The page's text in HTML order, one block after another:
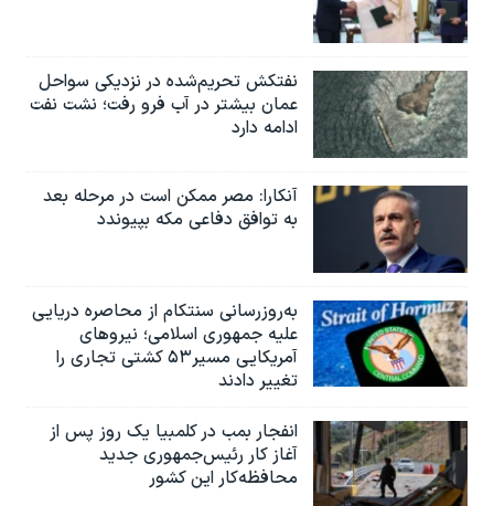
نفتکش تحریم‌شده در نزدیکی سواحل
عمان بیشتر در آب فرو رفت؛ نشت نفت
ادامه دارد
آنکارا: مصر ممکن است در مرحله بعد
به توافق دفاعی مکه بپیوندد
به‌روزرسانی سنتکام از محاصره دریایی
علیه جمهوری اسلامی؛ نیروهای
آمریکایی مسیر۵۳ کشتی تجاری را
تغییر دادند
انفجار بمب‌‌ در کلمبیا یک روز پس از
آغاز کار رئیس‌جمهوری جدید
محافظه‌کار این کشور